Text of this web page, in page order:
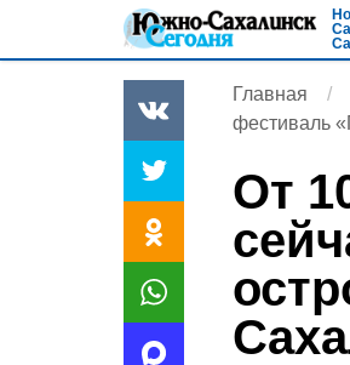
Главная
фестиваль
От